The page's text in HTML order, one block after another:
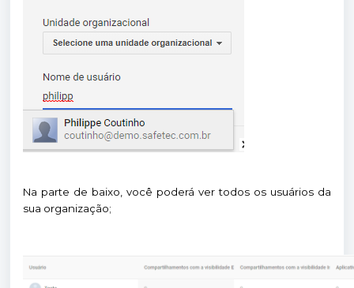
Na parte de baixo, você poderá ver todos os usuários da
sua organização;